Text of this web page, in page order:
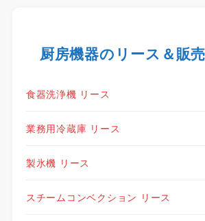
厨房機器のリース＆販売
食器洗浄機 リース
業務用冷蔵庫 リース
製氷機 リース
スチームコンベクション リース